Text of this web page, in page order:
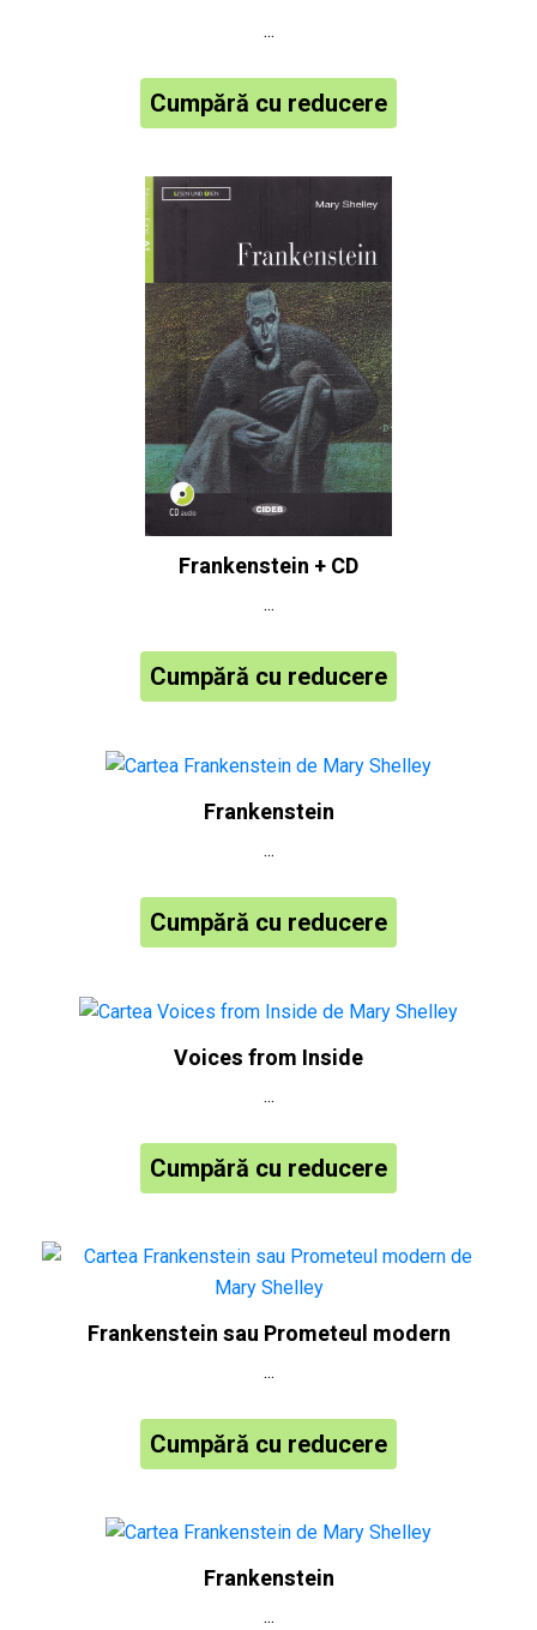
...
Cumpără cu reducere
Frankenstein + CD
...
Cumpără cu reducere
Frankenstein
...
Cumpără cu reducere
Voices from Inside
...
Cumpără cu reducere
Frankenstein sau Prometeul modern
...
Cumpără cu reducere
Frankenstein
...